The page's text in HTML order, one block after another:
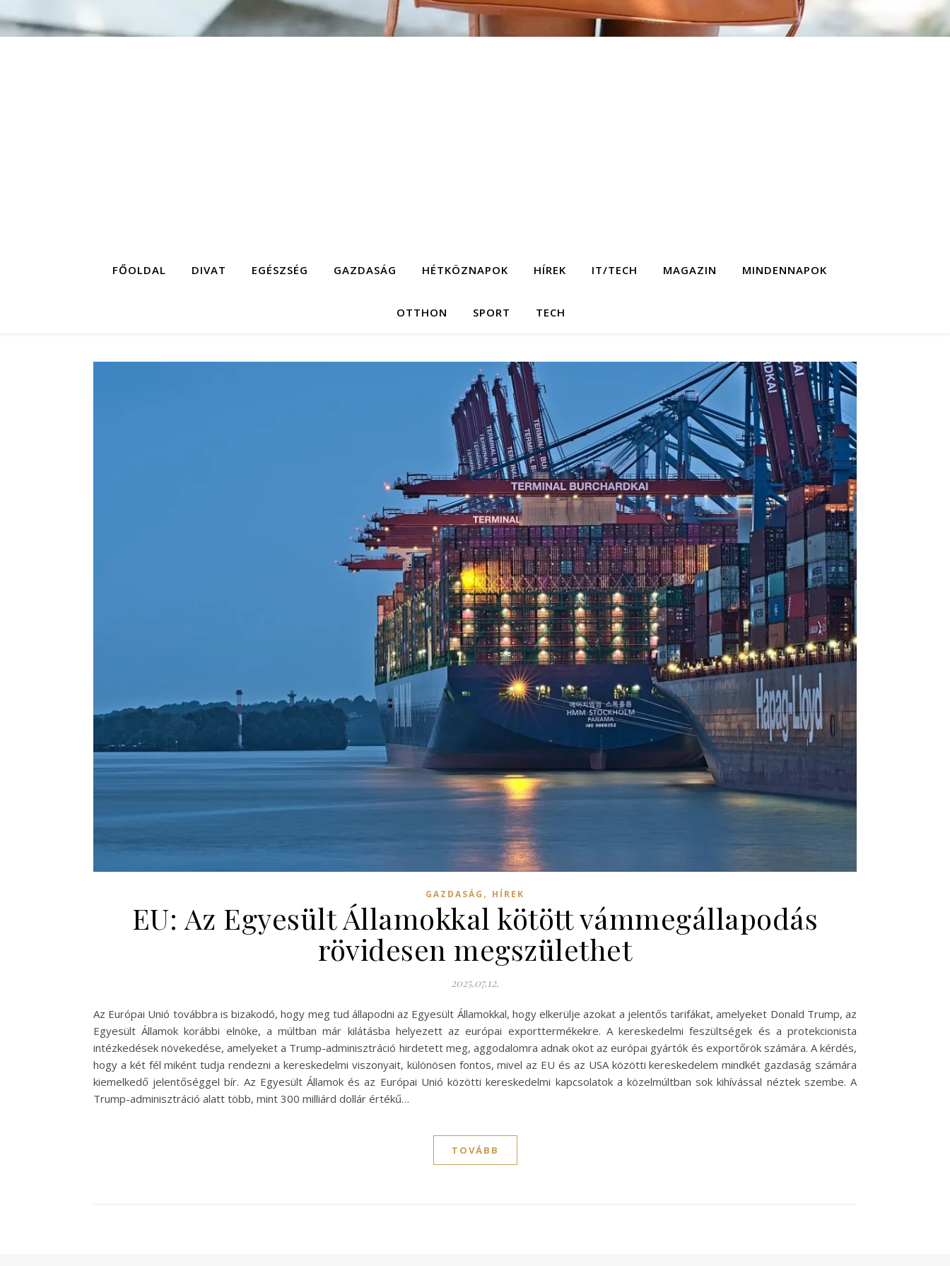
FŐOLDAL DIVAT EGÉSZSÉG GAZDASÁG HÉTKÖZNAPOK HÍREK IT/TECH MAGAZIN MINDENNAPOK
OTTHON SPORT TECH
GAZDASÁG , HÍREK
EU: Az Egyesült Államokkal kötött vámmegállapodás
rövidesen megszülethet
2025.07.12.
Az Európai Unió továbbra is bizakodó, hogy meg tud állapodni az Egyesült Államokkal, hogy elkerülje azokat a jelentős tarifákat, amelyeket Donald Trump, az
Egyesült Államok korábbi elnöke, a múltban már kilátásba helyezett az európai exporttermékekre. A kereskedelmi feszültségek és a protekcionista
intézkedések növekedése, amelyeket a Trump-adminisztráció hirdetett meg, aggodalomra adnak okot az európai gyártók és exportőrök számára. A kérdés,
hogy a két fél miként tudja rendezni a kereskedelmi viszonyait, különösen fontos, mivel az EU és az USA közötti kereskedelem mindkét gazdaság számára
kiemelkedő jelentőséggel bír. Az Egyesült Államok és az Európai Unió közötti kereskedelmi kapcsolatok a közelmúltban sok kihívással néztek szembe. A
Trump-adminisztráció alatt több, mint 300 milliárd dollár értékű…
TOVÁBB